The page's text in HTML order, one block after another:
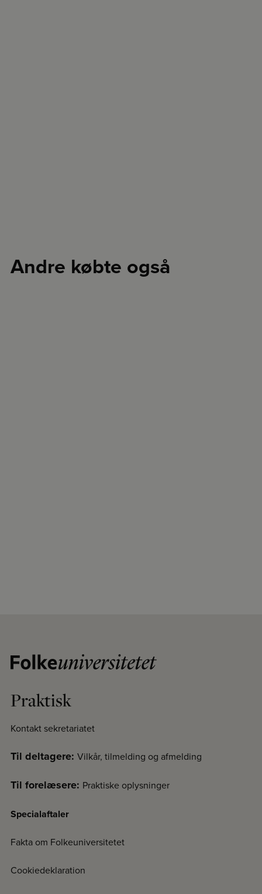
Andre købte også
Praktisk
Kontakt sekretariatet
Til deltagere: Vilkår, tilmelding og afmelding
Til forelæsere: Praktiske oplysninger
Specialaftaler
Fakta om Folkeuniversitetet
Cookiedeklaration